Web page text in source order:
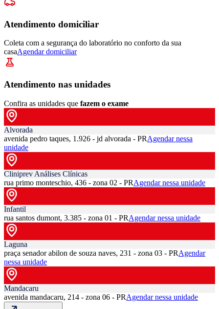
Atendimento domiciliar
Coleta com a segurança do laboratório no conforto da sua
casaAgendar domiciliar
Atendimento nas unidades
Confira as unidades que fazem o exame
Alvorada
avenida pedro taques, 1.926 - jd alvorada - PRAgendar nessa
unidade
Cliniprev Análises Clínicas
rua primo monteschio, 436 - zona 02 - PRAgendar nessa unidade
Infantil
rua santos dumont, 3.385 - zona 01 - PRAgendar nessa unidade
Laguna
praça senador abilon de souza naves, 231 - zona 03 - PRAgendar
nessa unidade
Mandacaru
avenida mandacaru, 214 - zona 06 - PRAgendar nessa unidade